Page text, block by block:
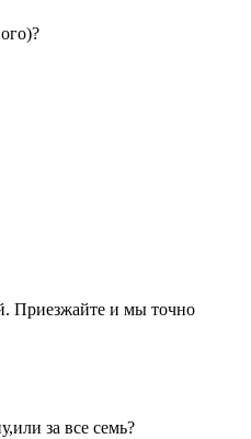
Приезжайте и мы точно
за все семь?